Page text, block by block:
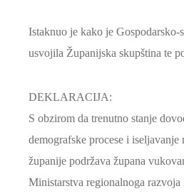
Istaknuo je kako je
usvojila Županijska skupština te
DEKLARACIJA:
S obzirom da trenutno stanje
demografske procese i
županije podržava župana
Ministarstva regionalnoga